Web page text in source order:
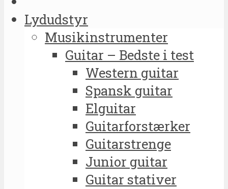
Lydudstyr
Musikinstrumenter
Guitar – Bedste i test
Western guitar
Spansk guitar
Elguitar
Guitarforstærker
Guitarstrenge
Junior guitar
Guitar stativer